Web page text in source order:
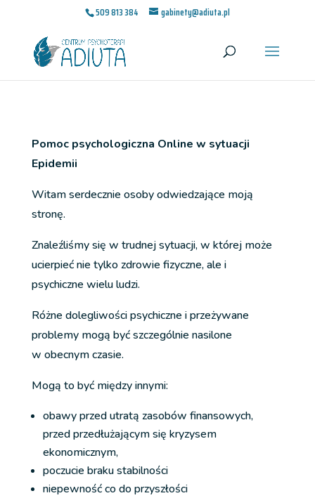
509 813 384 gabinety@adiuta.pl
Pomoc psychologiczna Online w sytuacji
Epidemii
Witam serdecznie osoby odwiedzające moją
stronę.
Znaleźliśmy się w trudnej sytuacji, w której może
ucierpieć nie tylko zdrowie fizyczne, ale i
psychiczne wielu ludzi.
Różne dolegliwości psychiczne i przeżywane
problemy mogą być szczególnie nasilone
w obecnym czasie.
Mogą to być między innymi:
obawy przed utratą zasobów finansowych,
przed przedłużającym się kryzysem
ekonomicznym,
poczucie braku stabilności
niepewność co do przyszłości